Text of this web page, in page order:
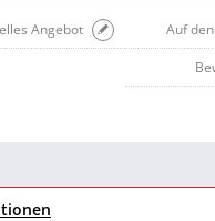
Auf
Angebot